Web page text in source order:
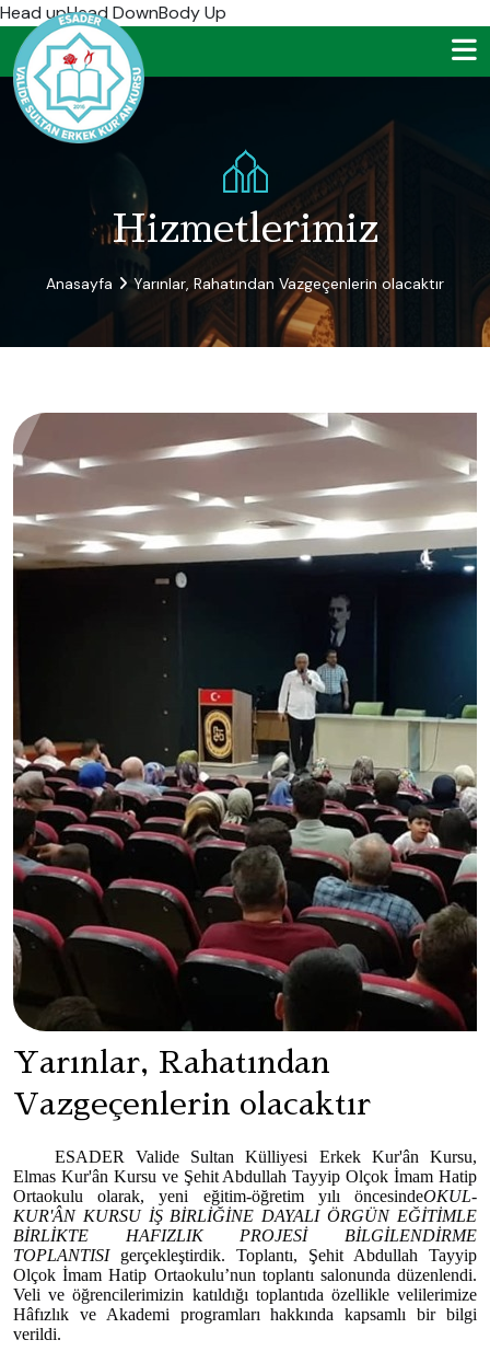
Head upHead DownBody Up
Hizmetlerimiz
Anasayfa Yarınlar, Rahatından Vazgeçenlerin olacaktır
Yarınlar, Rahatından
Vazgeçenlerin olacaktır
ESADER Valide Sultan Külliyesi Erkek Kur'ân Kursu,
Elmas Kur'ân Kursu ve Şehit Abdullah Tayyip Olçok İmam Hatip
Ortaokulu olarak, yeni eğitim-öğretim yılı öncesindeOKUL-
KUR'ÂN KURSU İŞ BİRLİĞİNE DAYALI ÖRGÜN EĞİTİMLE
BİRLİKTE HAFIZLIK PROJESİ BİLGİLENDİRME
TOPLANTISIgerçekleştirdik. Toplantı, Şehit Abdullah Tayyip
Olçok İmam Hatip Ortaokulu’nun toplantı salonunda düzenlendi.
Veli ve öğrencilerimizin katıldığı toplantıda özellikle velilerimize
Hâfızlık ve Akademi programları hakkında kapsamlı bir bilgi
verildi.